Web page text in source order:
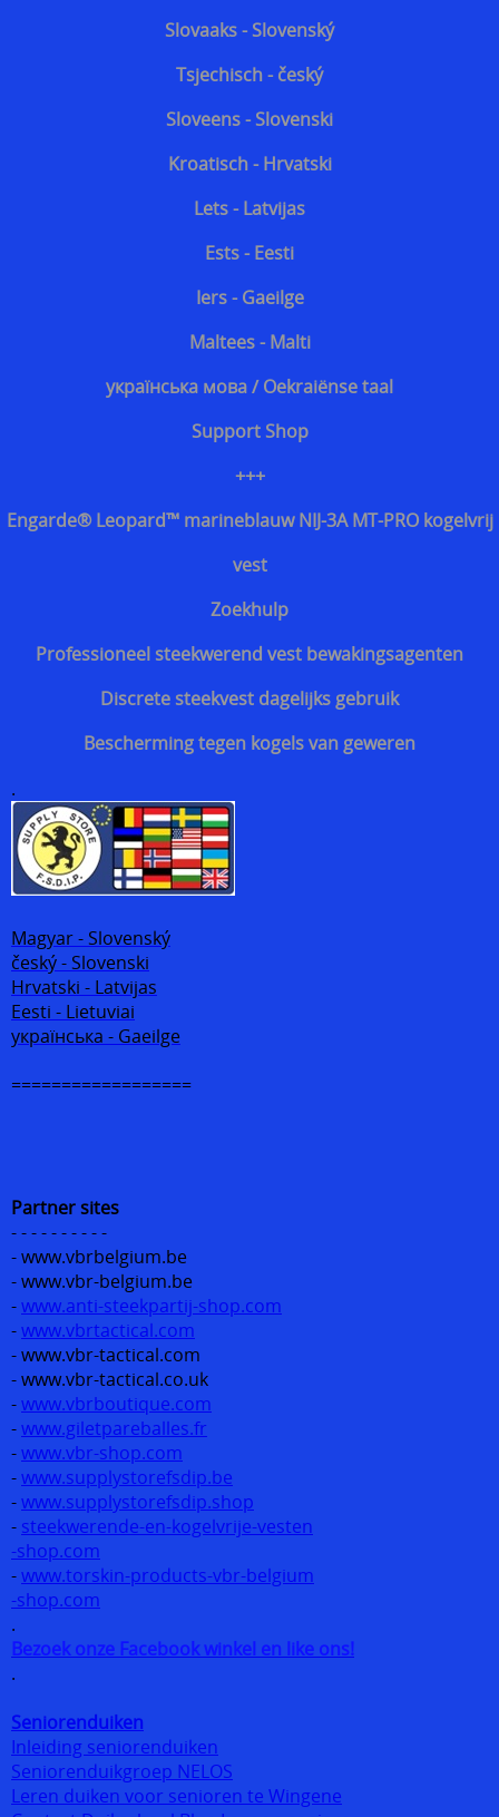
Slovaaks - Slovenský
Tsjechisch - český
Sloveens - Slovenski
Kroatisch - Hrvatski
Lets - Latvijas
Ests - Eesti
Iers - Gaeilge
Maltees - Malti
українська мова / Oekraiënse taal
Support Shop
+++
Engarde® Leopard™ marineblauw NIJ-3A MT-PRO kogelvrij
vest
Zoekhulp
Professioneel steekwerend vest bewakingsagenten
Discrete steekvest dagelijks gebruik
Bescherming tegen kogels van geweren
.
Magyar - Slovenský
český - Slovenski
Hrvatski - Latvijas
Eesti - Lietuviai
українська - Gaeilge
==================
Partner sites
- - - - - - - - - -
- www.vbrbelgium.be
- www.vbr-belgium.be
-www.anti-steekpartij-shop.com
-www.vbrtactical.com
- www.vbr-tactical.com
- www.vbr-tactical.co.uk
-www.vbrboutique.com
-www.giletpareballes.fr
-www.vbr-shop.com
-www.supplystorefsdip.be
-www.supplystorefsdip.shop
- steekwerende-en-kogelvrije-vesten
-shop.com
-www.torskin-products-vbr-belgium
-shop.com
.
Bezoek onze Facebook winkel en like ons!
.
Seniorenduiken
Inleiding seniorenduiken
Seniorenduikgroep NELOS
Leren duiken voor senioren te Wingene